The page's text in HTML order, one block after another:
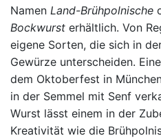
Namen Land-Brühpolnische
Bockwurst erhältlich. Von
eigene Sorten, die sich in
Gewürze unterscheiden.
dem Oktoberfest in
in der Semmel mit Senf
Wurst lässt einem in der
Kreativität wie die